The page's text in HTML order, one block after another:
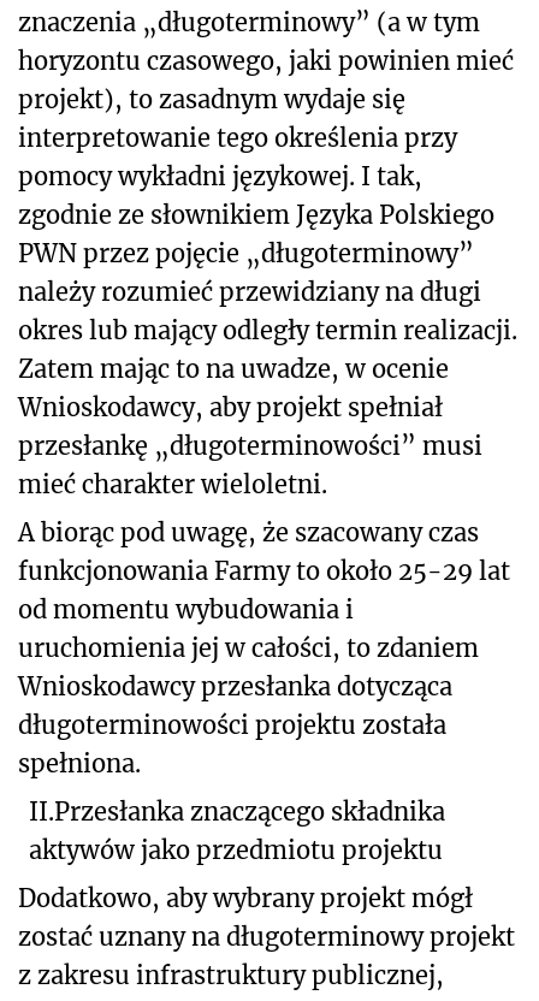
znaczenia „długoterminowy” (a w tym
horyzontu czasowego, jaki powinien mieć
projekt), to zasadnym wydaje się
interpretowanie tego określenia przy
pomocy wykładni językowej. I tak,
zgodnie ze słownikiem Języka Polskiego
PWN przez pojęcie „długoterminowy”
należy rozumieć przewidziany na długi
okres lub mający odległy termin realizacji.
Zatem mając to na uwadze, w ocenie
Wnioskodawcy, aby projekt spełniał
przesłankę „długoterminowości” musi
mieć charakter wieloletni.
A biorąc pod uwagę, że szacowany czas
funkcjonowania Farmy to około 25-29 lat
od momentu wybudowania i
uruchomienia jej w całości, to zdaniem
Wnioskodawcy przesłanka dotycząca
długoterminowości projektu została
spełniona.
II.Przesłanka znaczącego składnika
aktywów jako przedmiotu projektu
Dodatkowo, aby wybrany projekt mógł
zostać uznany na długoterminowy projekt
z zakresu infrastruktury publicznej,